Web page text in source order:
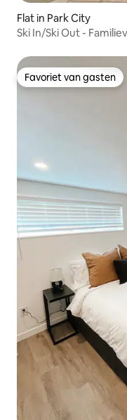
Flat in Park City
Ski In/Ski Out -
Favoriet van gasten
Favoriet van gasten